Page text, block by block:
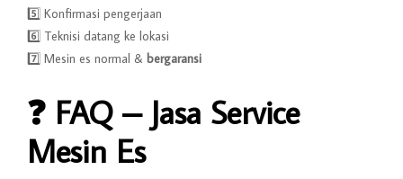
5️⃣ Konfirmasi pengerjaan
6️⃣ Teknisi datang ke lokasi
7️⃣ Mesin es normal & bergaransi
❓ FAQ – Jasa Service
Mesin Es